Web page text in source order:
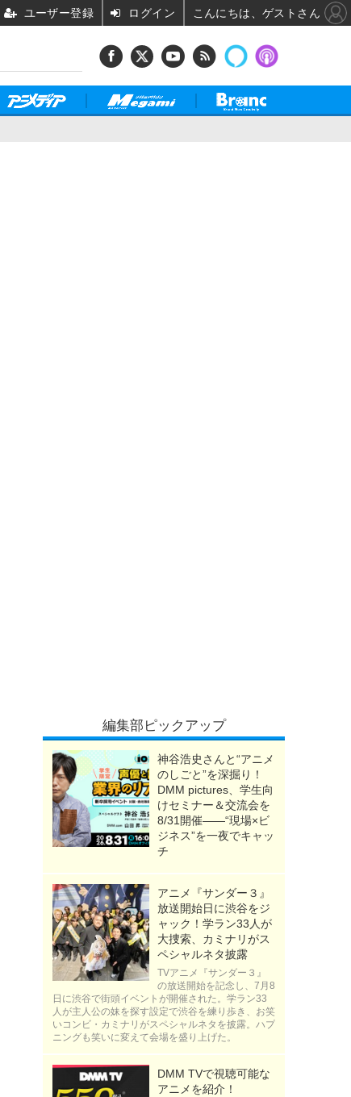
編集部ピックアップ
神谷浩史さんと“アニメ
のしごと”を深掘り！
DMM pictures、学生向
けセミナー＆交流会を
8/31開催――“現場×ビ
ジネス”を一夜でキャッ
チ
アニメ『サンダー３』
放送開始日に渋谷をジ
ャック！学ラン33人が
大捜索、カミナリがス
ペシャルネタ披露
TVアニメ『サンダー３』
の放送開始を記念し、7月8
日に渋谷で街頭イベントが開催された。学ラン33
人が主人公の妹を探す設定で渋谷を練り歩き、お笑
いコンビ・カミナリがスペシャルネタを披露。ハプ
ニングも笑いに変えて会場を盛り上げた。
DMM TVで視聴可能な
アニメを紹介！
ユーザー登録 ログイン こんにちは、ゲストさん